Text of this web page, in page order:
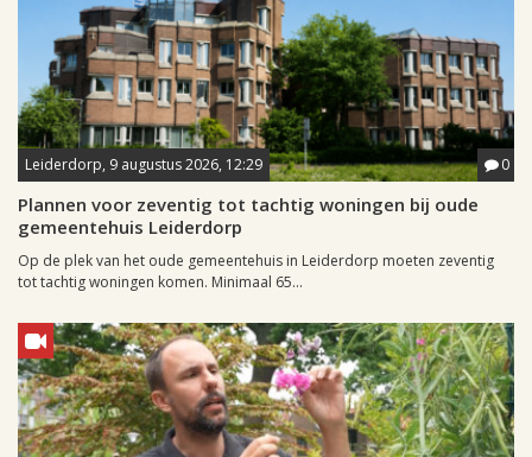
Leiderdorp, 9 augustus 2026, 12:29 0
Plannen voor zeventig tot tachtig woningen bij oude
gemeentehuis Leiderdorp
Op de plek van het oude gemeentehuis in Leiderdorp moeten zeventig
tot tachtig woningen komen. Minimaal 65...